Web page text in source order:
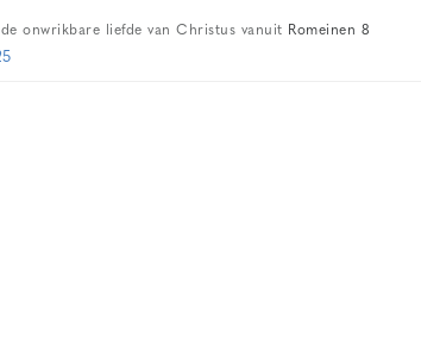
onwrikbare liefde van Christus vanuit Romeinen 8